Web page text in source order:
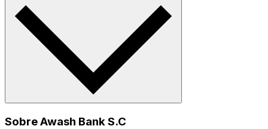
Sobre Awash Bank S.C